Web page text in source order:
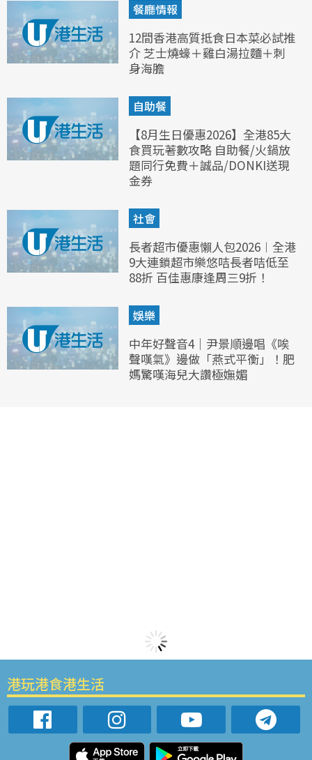
餐廳情報
12間香港高質抵食日本菜必試推
介 芝士燒蠔＋雞白湯拉麵＋刺
身海膽
自助餐
【8月生日優惠2026】全港85大
食買玩著數攻略 自助餐/火鍋放
題同行免費＋誠品/DONKI送現
金券
社會
長者超市優惠懶人包2026︱全港
9大連鎖超市樂悠咭長者咭低至
88折 百佳惠康逢周三9折！
娛樂
中年好聲音4｜尹景順邊唱《唉
聲嘆氣》邊做「燕式平衡」！肥
媽驚嘆海兒大讚極嫵媚
港玩港食港生活